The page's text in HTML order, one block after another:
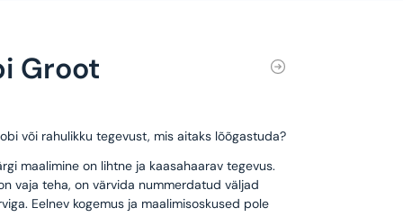
Groot
või rahulikku tegevust, mis aitaks lõõgastuda?
maalimine on lihtne ja kaasahaarav tegevus.
vaja teha, on värvida nummerdatud väljad
Eelnev kogemus ja maalimisoskused pole